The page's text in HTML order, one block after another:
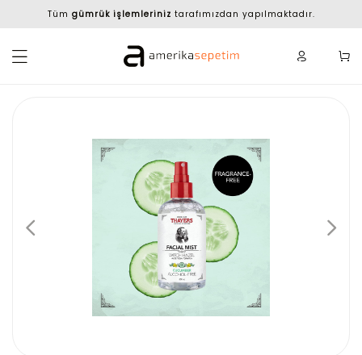
Tüm gümrük işlemleriniz tarafımızdan yapılmaktadır.